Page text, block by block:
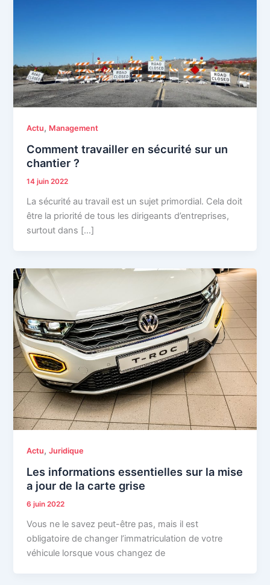
Actu, Management
Comment travailler en sécurité sur un
chantier ?
14 juin 2022
La sécurité au travail est un sujet primordial. Cela doit
être la priorité de tous les dirigeants d’entreprises,
surtout dans […]
Actu,Juridique
Les informations essentielles sur la mise
a jour de la carte grise
6 juin 2022
Vous ne le savez peut-être pas, mais il est
obligatoire de changer l’immatriculation de votre
véhicule lorsque vous changez de